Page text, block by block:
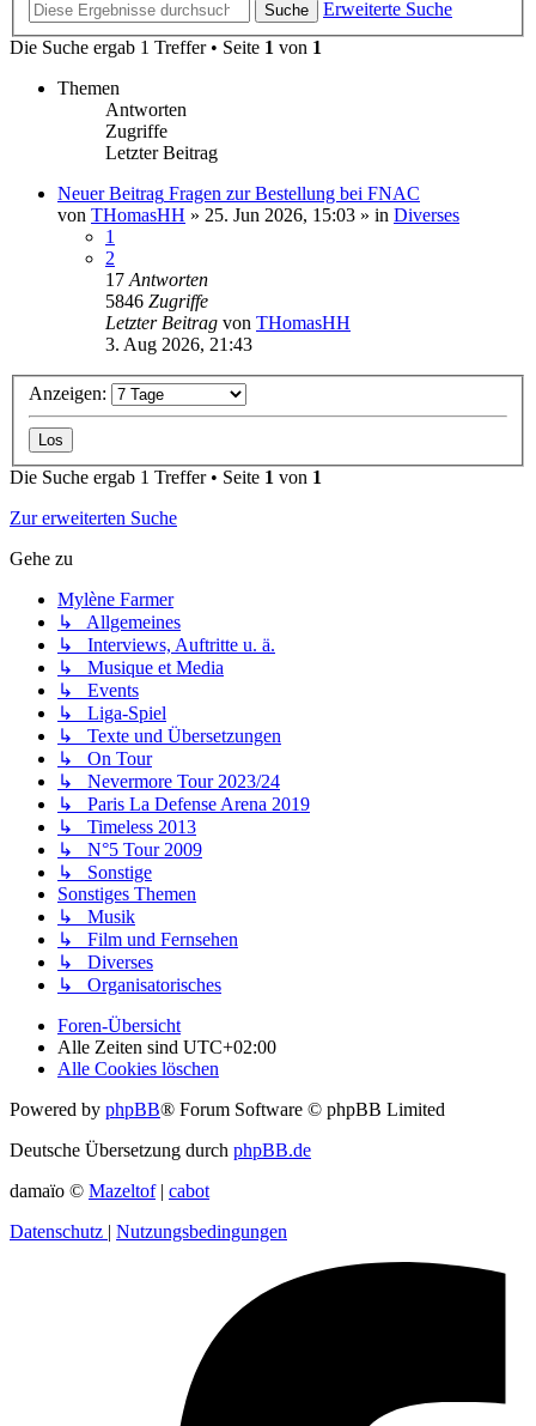
Suche
Erweiterte Suche
Die Suche ergab 1 Treffer • Seite 1 von 1
Themen
Antworten
Zugriffe
Letzter Beitrag
Neuer Beitrag Fragen zur Bestellung bei FNAC
von THomasHH » 25. Jun 2026, 15:03 » in Diverses
1
2
17 Antworten
5846 Zugriffe
Letzter Beitrag von THomasHH
3. Aug 2026, 21:43
Anzeigen:
Die Suche ergab 1 Treffer • Seite 1 von 1
Zur erweiterten Suche
Gehe zu
Mylène Farmer
↳ Allgemeines
↳ Interviews, Auftritte u. ä.
↳ Musique et Media
↳ Events
↳ Liga-Spiel
↳ Texte und Übersetzungen
↳ On Tour
↳ Nevermore Tour 2023/24
↳ Paris La Defense Arena 2019
↳ Timeless 2013
↳ N°5 Tour 2009
↳ Sonstige
Sonstiges Themen
↳ Musik
↳ Film und Fernsehen
↳ Diverses
↳ Organisatorisches
Foren-Übersicht
Alle Zeiten sind UTC+02:00
Alle Cookies löschen
Powered by phpBB® Forum Software © phpBB Limited
Deutsche Übersetzung durch phpBB.de
damaïo © Mazeltof| cabot
Datenschutz
Nutzungsbedingungen